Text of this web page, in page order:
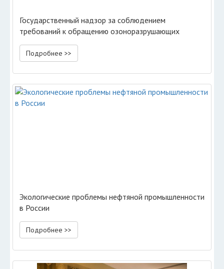
Государственный надзор за соблюдением
требований к обращению озоноразрушающих
веществ
Подробнее >>
Экологические проблемы нефтяной промышленности
в России
Подробнее >>